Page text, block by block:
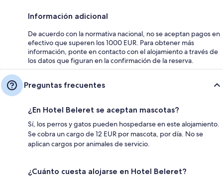
Información adicional
De acuerdo con la normativa nacional, no se aceptan pagos en
efectivo que superen los 1000 EUR. Para obtener más
información, ponte en contacto con el alojamiento a través de
los datos que figuran en la confirmación de la reserva.
Preguntas frecuentes
¿En Hotel Beleret se aceptan mascotas?
Sí, los perros y gatos pueden hospedarse en este alojamiento.
Se cobra un cargo de 12 EUR por mascota, por día. No se
aplican cargos por animales de servicio.
¿Cuánto cuesta alojarse en Hotel Beleret?